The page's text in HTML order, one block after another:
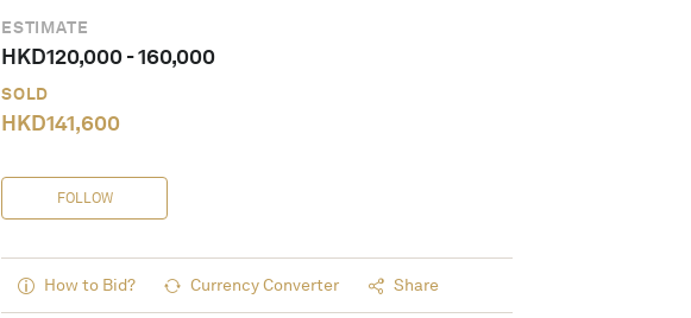
ESTIMATE
HKD120,000-160,000
SOLD
HKD141,600
FOLLOW
How to Bid? Currency Converter Share